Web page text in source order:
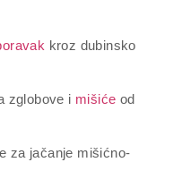
kroz dubinsko
zglobove i mišiće od
za jačanje mišićno-